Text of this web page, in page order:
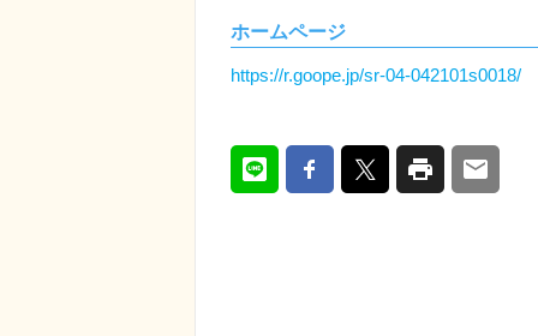
ホームページ
https://r.goope.jp/sr-04-042101s0018/